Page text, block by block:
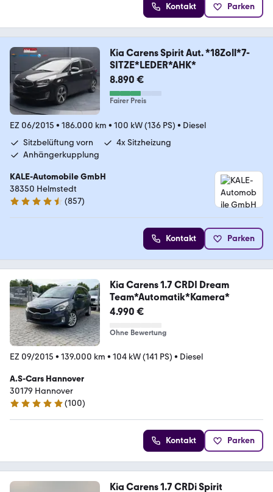
Kontakt Parken
Kia Carens Spirit Aut. *18Zoll*7-
SITZE*LEDER*AHK*
8.890 €
Fairer Preis
EZ 06/2015 • 186.000 km • 100 kW (136 PS) • Diesel
Sitzbelüftung vorn
4x Sitzheizung
Anhängerkupplung
KALE-Automobile GmbH
38350 Helmstedt
4.7 Sterne
(857)
Kontakt Parken
Kia Carens 1.7 CRDI Dream
Team*Automatik*Kamera*
4.990 €
Ohne Bewertung
EZ 09/2015 • 139.000 km • 104 kW (141 PS) • Diesel
A.S-Cars Hannover
30179 Hannover
5 Sterne
(100)
Kontakt Parken
Kia Carens 1.7 CRDi Spirit